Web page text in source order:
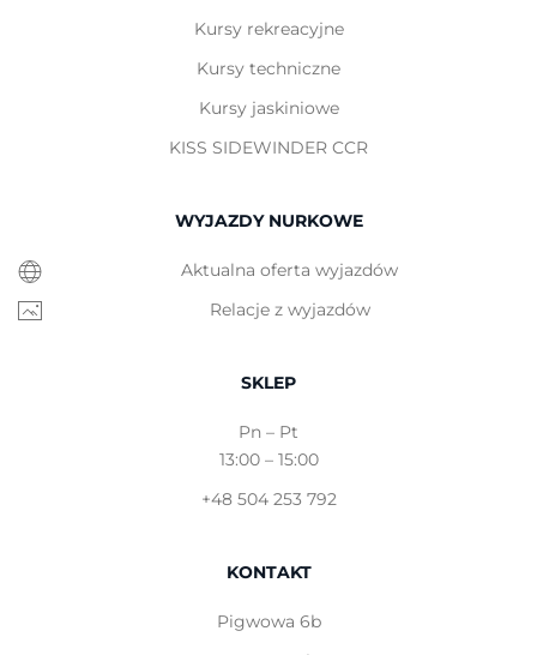
Kursy rekreacyjne
Kursy techniczne
Kursy jaskiniowe
KISS SIDEWINDER CCR
WYJAZDY NURKOWE
Aktualna oferta wyjazdów
Relacje z wyjazdów
SKLEP
Pn – Pt
13:00 – 15:00
+48 504 253 792
KONTAKT
Pigwowa 6b